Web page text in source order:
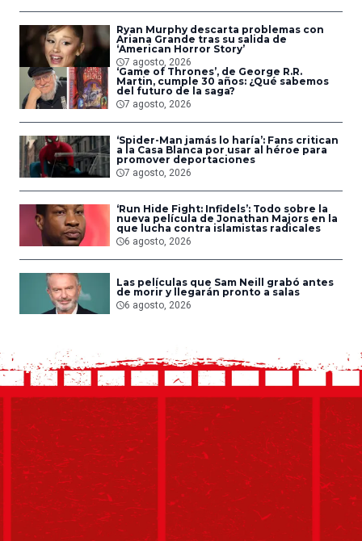
Ryan Murphy descarta problemas con
Ariana Grande tras su salida de
‘American Horror Story’
7 agosto, 2026
‘Game of Thrones’, de George R.R.
Martin, cumple 30 años: ¿Qué sabemos
del futuro de la saga?
7 agosto, 2026
‘Spider-Man jamás lo haría’: Fans critican
a la Casa Blanca por usar al héroe para
promover deportaciones
7 agosto, 2026
‘Run Hide Fight: Infidels’: Todo sobre la
nueva película de Jonathan Majors en la
que lucha contra islamistas radicales
6 agosto, 2026
Las películas que Sam Neill grabó antes
de morir y llegarán pronto a salas
6 agosto, 2026